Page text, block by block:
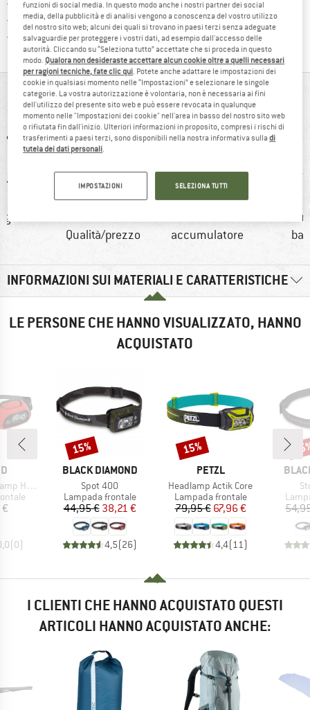
> 4.000.000 clienti soddisfatti
Tutti gli articoli in magazzino
Tutela consumatori Trusted ShopsTrovi tutte le informazioni
IN BREVE
Qualità/prezzo
accumulatore
INFORMAZIONI SUI MATERIALI E CARATTERISTICHE
LE PERSONE CHE HANNO VISUALIZZATO, HANNO
ACQUISTATO
USB
(0)
MARCHIO
BLACK DIAMOND
Articolo
Spot 400
Gruppo di prodotti
Lampada frontale
Prezzo
44,95 €Prezzo ridotto
38,21 €
4,5(26)
Sconto
15%
MARCHIO
PETZL
Articolo
Headlamp Actik Core
Gruppo di prodotti
Lampada frontale
Prezzo
79,95 €Prezzo ridotto
67,96 €
4,4( 11)
Sconto
15%
I CLIENTI CHE HANNO ACQUISTATO QUESTI
ARTICOLI HANNO ACQUISTATO ANCHE:
funzioni di social media. In questo modo anche i nostri partner dei social
media, della pubblicità e di analisi vengono a conoscenza del vostro utilizzo
del nostro sito web; alcuni dei quali si trovano in paesi terzi senza adeguate
salvaguardie per proteggere i vostri dati, ad esempio dall'accesso delle
autorità. Cliccando su “Seleziona tutto” accettate che si proceda in questo
modo. Qualora non desideraste accettare alcun cookie oltre a quelli necessari
per ragioni tecniche, fate clic qui. Potete anche adattare le impostazioni dei
cookie in qualsiasi momento nelle “Impostazioni” e selezionare le singole
categorie. La vostra autorizzazione è volontaria, non è necessaria ai fini
dell'utilizzo del presente sito web e può essere revocata in qualunque
momento nelle "Impostazioni dei cookie" nell'area in basso del nostro sito web
o rifiutata fin dall'inizio. Ulteriori informazioni in proposito, compresi i rischi di
trasferimenti a paesi terzi, sono disponibili nella nostra informativa sulladi
tutela dei dati personali.
IMPOSTAZIONI SELEZIONA TUTTI